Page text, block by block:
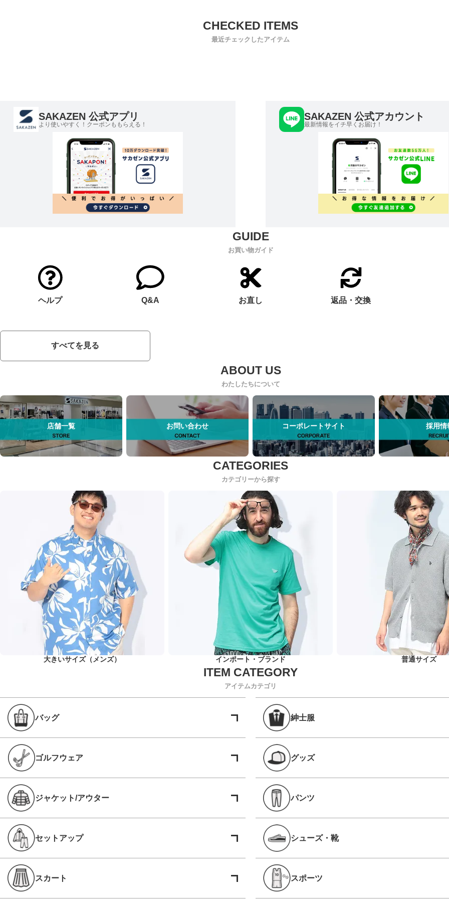
最近チェックしたアイテム
SAKAZEN 公式アプリ
より使いやすく！クーポンももらえる！
SAKAZEN 公式アカウント
最新情報をイチ早くお届け！
お買い物ガイド
ヘルプ Q&A お直し 返品・交換
すべてを見る
わたしたちについて
店舗一覧 お問い合わせ コーポレートサイト 採用情
カテゴリーから探す
大きいサイズ（メンズ） インポート・ブランド 普通サイズ
アイテムカテゴリ
バッグ 紳士服
ゴルフウェア グッズ
ジャケット/アウター パンツ
セットアップ シューズ・靴
スカート スポーツ